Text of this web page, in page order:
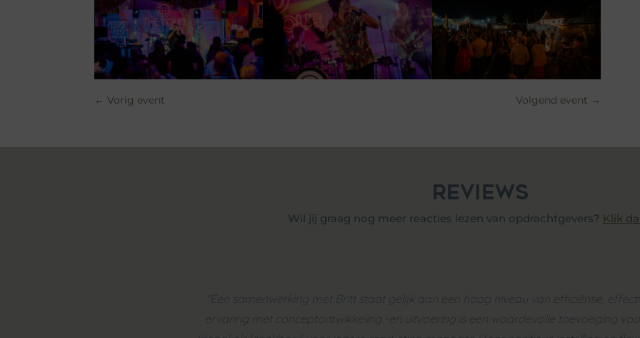
← Vorig event Volgend event →
REVIEWS
Wil jij graag nog meer reacties lezen van opdrachtgevers? Klik
"Een samenwerking met Britt staat gelijk aan een hoog niveau van efficiëntie,
ervaring met conceptontwikkeling -en uitvoering is een waardevolle toevoeging